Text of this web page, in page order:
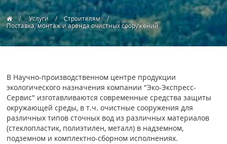
Услуги
Строителям
Поставка, монтаж и аренда очистных сооружений
В Научно-производственном центре продукции
экологического назначения компании "Эко-Экспресс-
Сервис" изготавливаются современные средства защиты
окружающей среды, в т.ч. очистные сооружения для
различных типов сточных вод из различных материалов
(стеклопластик, полиэтилен, металл) в надземном,
подземном и комплектно-сборном исполнениях.